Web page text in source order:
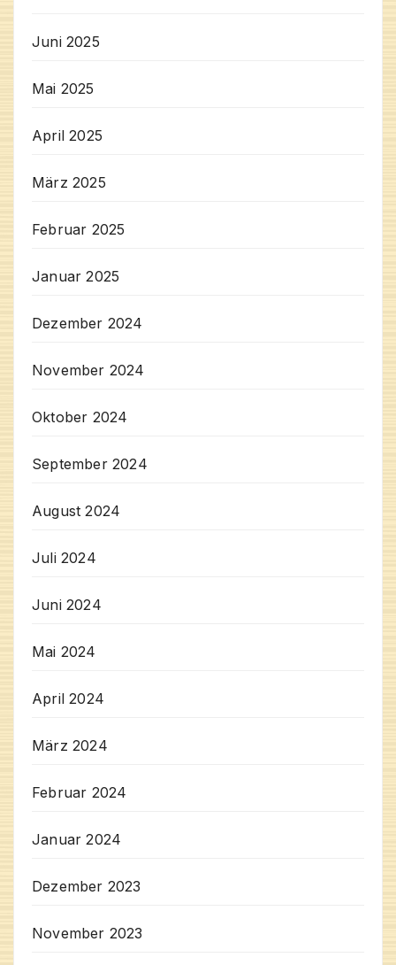
Juni 2025
Mai 2025
April 2025
März 2025
Februar 2025
Januar 2025
Dezember 2024
November 2024
Oktober 2024
September 2024
August 2024
Juli 2024
Juni 2024
Mai 2024
April 2024
März 2024
Februar 2024
Januar 2024
Dezember 2023
November 2023